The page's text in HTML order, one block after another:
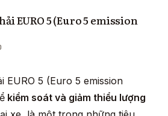
EURO 5 (Euro 5 emission
EURO 5 (Euro 5 emission
kiểm soát và giảm thiểu lượng